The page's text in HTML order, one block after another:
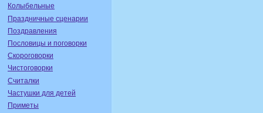
Колыбельные
Праздничные сценарии
Поздравления
Пословицы и поговорки
Скороговорки
Чистоговорки
Считалки
Частушки для детей
Приметы